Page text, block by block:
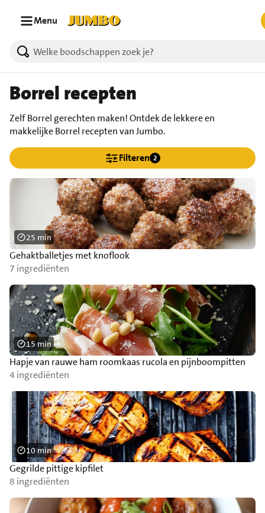
Menu
Borrel recepten
Zelf Borrel gerechten maken! Ontdek de lekkere en
makkelijke Borrel recepten van Jumbo.
Filteren 2
Gehaktballetjes met knoflook
7 ingrediënten
25 min
Hapje van rauwe ham roomkaas rucola en pijnboompitten
4 ingrediënten
15 min
Gegrilde pittige kipfilet
8 ingrediënten
10 min